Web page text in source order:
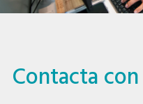
Contacta